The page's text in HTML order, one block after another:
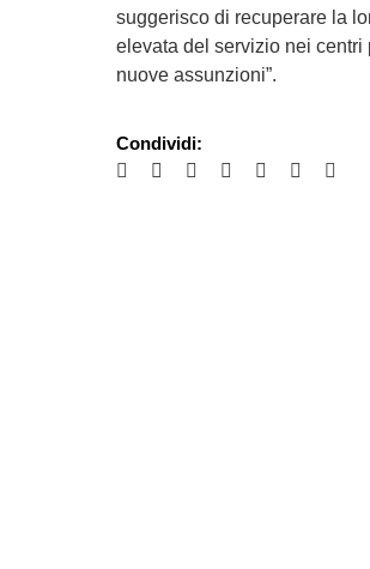
suggerisco di recuperare la
elevata del servizio nei centri
nuove assunzioni”.
Condividi: